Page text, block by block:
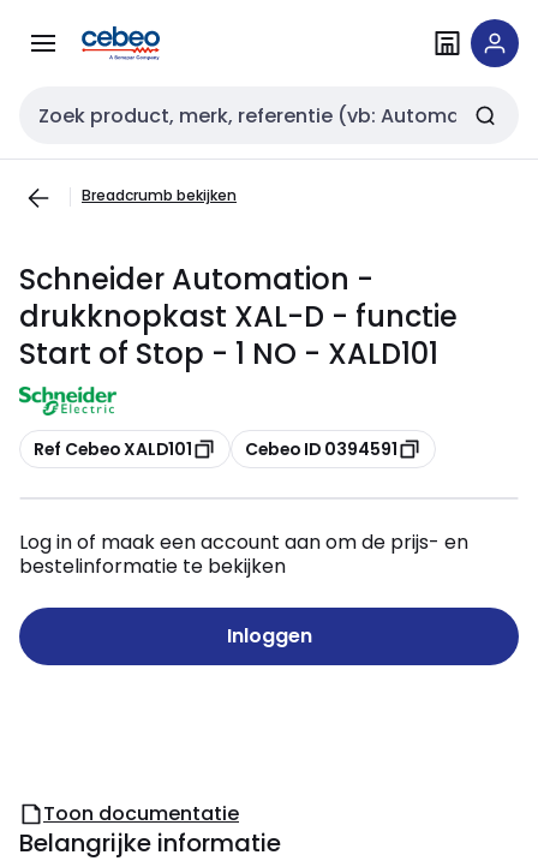
naar
naar
Zoekveld invoer
Breadcrumb bekijken
Schneider Automation -
drukknopkast XAL-D - functie
Start of Stop - 1 NO - XALD101
Kopiëren
Ref Cebeo XALD101 Kopiëren
Cebeo ID 0394591
Log in of maak een account aan om de prijs- en
bestelinformatie te bekijken
Inloggen
Toon documentatie
Belangrijke informatie